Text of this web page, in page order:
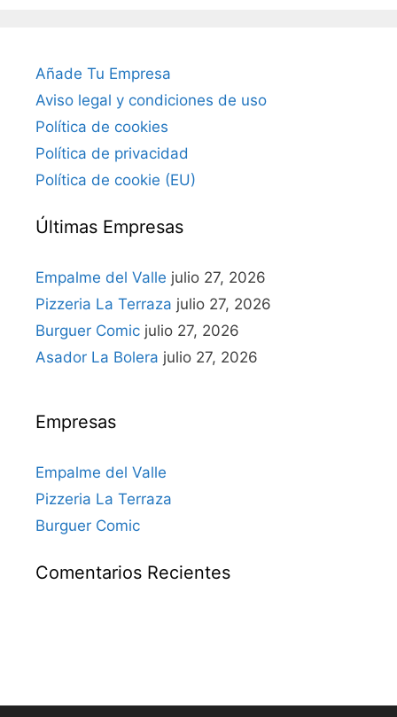
Añade Tu Empresa
Aviso legal y condiciones de uso
Política de cookies
Política de privacidad
Política de cookie (EU)
Últimas Empresas
Empalme del Valle julio 27, 2026
Pizzeria La Terraza julio 27, 2026
Burguer Comic julio 27, 2026
Asador La Bolera julio 27, 2026
Empresas
Empalme del Valle
Pizzeria La Terraza
Burguer Comic
Comentarios Recientes